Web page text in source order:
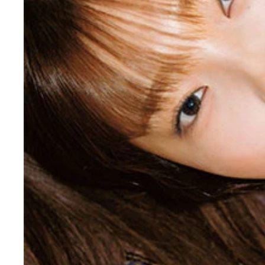
『週刊プレイボーイ』のグラビアに登場した里仲